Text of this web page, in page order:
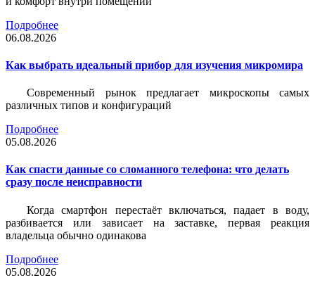
Подробнее
06.08.2026
Как выбрать идеальный прибор для изучения микромира
Современный рынок предлагает микроскопы самых
различных типов и конфигураций
Подробнее
05.08.2026
Как спасти данные со сломанного телефона: что делать
сразу после неисправности
Когда смартфон перестаёт включаться, падает в воду,
разбивается или зависает на заставке, первая реакция
владельца обычно одинакова
Подробнее
05.08.2026